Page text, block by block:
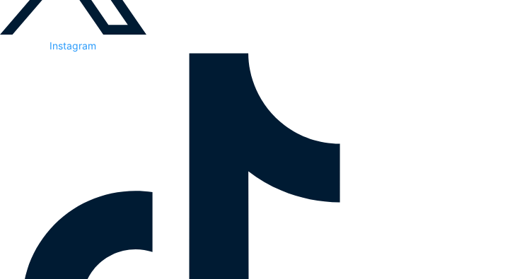
Instagram